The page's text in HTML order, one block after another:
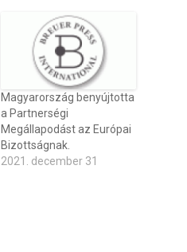
Magyarország benyújtotta
a Partnerségi
Megállapodást az Európai
Bizottságnak.
2021. december 31